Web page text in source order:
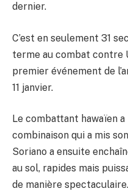
dernier.
C’est en seulement 31
terme au combat contre
premier événement de
11 janvier.
Le combattant hawaïen
combinaison qui a mis
Soriano a ensuite
au sol, rapides mais
de manière spectaculaire.